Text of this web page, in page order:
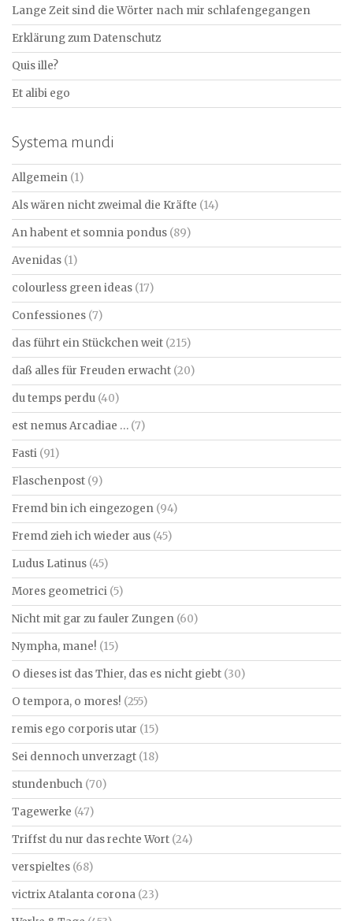
Lange Zeit sind die Wörter nach mir schlafengegangen
Erklärung zum Datenschutz
Quis ille?
Et alibi ego
Systema mundi
Allgemein (1)
Als wären nicht zweimal die Kräfte (14)
An habent et somnia pondus (89)
Avenidas (1)
colourless green ideas (17)
Confessiones (7)
das führt ein Stückchen weit (215)
daß alles für Freuden erwacht (20)
du temps perdu (40)
est nemus Arcadiae … (7)
Fasti (91)
Flaschenpost (9)
Fremd bin ich eingezogen (94)
Fremd zieh ich wieder aus (45)
Ludus Latinus (45)
Mores geometrici (5)
Nicht mit gar zu fauler Zungen (60)
Nympha, mane! (15)
O dieses ist das Thier, das es nicht giebt (30)
O tempora, o mores! (255)
remis ego corporis utar (15)
Sei dennoch unverzagt (18)
stundenbuch (70)
Tagewerke (47)
Triffst du nur das rechte Wort (24)
verspieltes (68)
victrix Atalanta corona (23)